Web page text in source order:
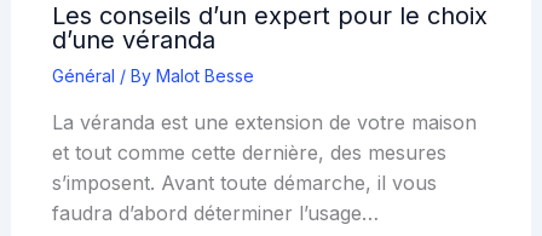
Les conseils d’un expert pour le choix
d’une véranda
Général / By Malot Besse
La véranda est une extension de votre maison
et tout comme cette dernière, des mesures
s’imposent. Avant toute démarche, il vous
faudra d’abord déterminer l’usage…